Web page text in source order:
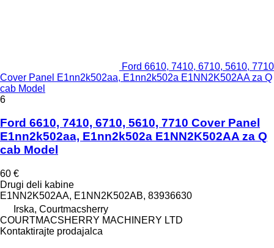
Ford 6610, 7410, 6710, 5610, 7710
Cover Panel E1nn2k502aa, E1nn2k502a E1NN2K502AA za Q
cab Model
6
Ford 6610, 7410, 6710, 5610, 7710 Cover Panel
E1nn2k502aa, E1nn2k502a E1NN2K502AA za Q
cab Model
60 €
Drugi deli kabine
E1NN2K502AA, E1NN2K502AB, 83936630
Irska, Courtmacsherry
COURTMACSHERRY MACHINERY LTD
Kontaktirajte prodajalca